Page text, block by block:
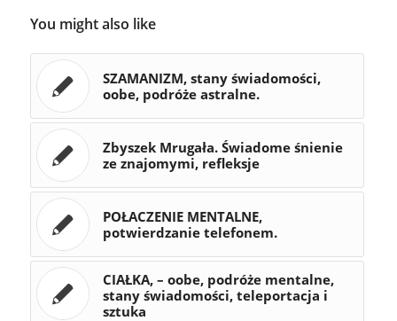
You might also like
SZAMANIZM, stany świadomości,
oobe, podróże astralne.
Zbyszek Mrugała. Świadome śnienie
ze znajomymi, refleksje
POŁACZENIE MENTALNE,
potwierdzanie telefonem.
CIAŁKA, – oobe, podróże mentalne,
stany świadomości, teleportacja i
sztuka